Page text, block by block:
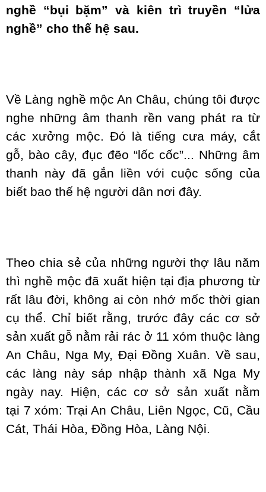
nghề “bụi bặm” và kiên trì truyền “lửa
nghề” cho thế hệ sau.
Về Làng nghề mộc An Châu, chúng tôi được
nghe những âm thanh rền vang phát ra từ
các xưởng mộc. Đó là tiếng cưa máy, cắt
gỗ, bào cây, đục đẽo “lốc cốc”... Những âm
thanh này đã gắn liền với cuộc sống của
biết bao thế hệ người dân nơi đây.
Theo chia sẻ của những người thợ lâu năm
thì nghề mộc đã xuất hiện tại địa phương từ
rất lâu đời, không ai còn nhớ mốc thời gian
cụ thể. Chỉ biết rằng, trước đây các cơ sở
sản xuất gỗ nằm rải rác ở 11 xóm thuộc làng
An Châu, Nga My, Đại Đồng Xuân. Về sau,
các làng này sáp nhập thành xã Nga My
ngày nay. Hiện, các cơ sở sản xuất nằm
tại 7 xóm: Trại An Châu, Liên Ngọc, Cũ, Cầu
Cát, Thái Hòa, Đồng Hòa, Làng Nội.